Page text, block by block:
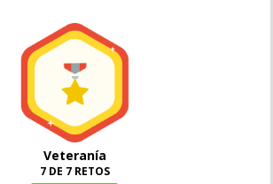
Veteranía
7 DE 7 RETOS